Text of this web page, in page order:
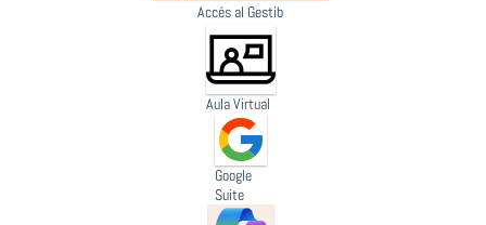
Accés al Gestib
Aula Virtual
Google
Suite